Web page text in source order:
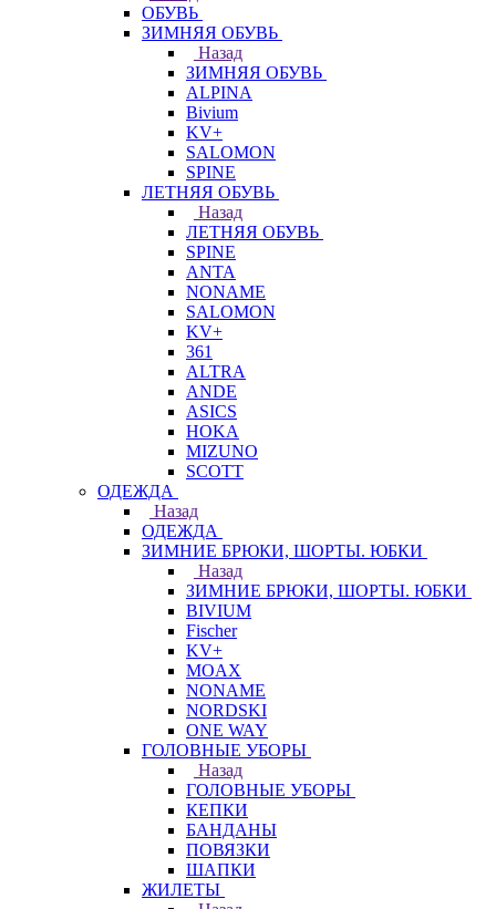
ОБУВЬ
ЗИМНЯЯ ОБУВЬ
Назад
ЗИМНЯЯ ОБУВЬ
ALPINA
Bivium
KV+
SALOMON
SPINE
ЛЕТНЯЯ ОБУВЬ
Назад
ЛЕТНЯЯ ОБУВЬ
SPINE
ANTA
NONAME
SALOMON
KV+
361
ALTRA
ANDE
ASICS
HOKA
MIZUNO
SCOTT
ОДЕЖДА
Назад
ОДЕЖДА
ЗИМНИЕ БРЮКИ, ШОРТЫ. ЮБКИ
Назад
ЗИМНИЕ БРЮКИ, ШОРТЫ. ЮБКИ
BIVIUM
Fischer
KV+
MOAX
NONAME
NORDSKI
ONE WAY
ГОЛОВНЫЕ УБОРЫ
Назад
ГОЛОВНЫЕ УБОРЫ
КЕПКИ
БАНДАНЫ
ПОВЯЗКИ
ШАПКИ
ЖИЛЕТЫ